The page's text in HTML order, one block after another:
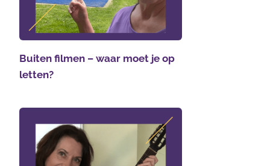
Buiten filmen – waar moet je op
letten?